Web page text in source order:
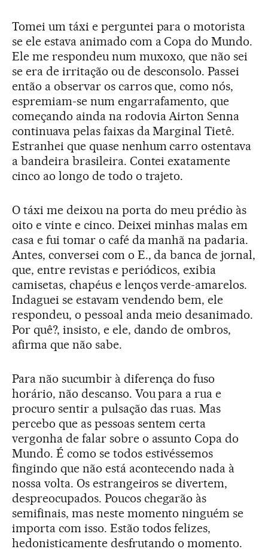
Tomei um táxi e perguntei para o motorista
se ele estava animado com a Copa do Mundo.
Ele me respondeu num muxoxo, que não sei
se era de irritação ou de desconsolo. Passei
então a observar os carros que, como nós,
espremiam-se num engarrafamento, que
começando ainda na rodovia Airton Senna
continuava pelas faixas da Marginal Tietê.
Estranhei que quase nenhum carro ostentava
a bandeira brasileira. Contei exatamente
cinco ao longo de todo o trajeto.
O táxi me deixou na porta do meu prédio às
oito e vinte e cinco. Deixei minhas malas em
casa e fui tomar o café da manhã na padaria.
Antes, conversei com o E., da banca de jornal,
que, entre revistas e periódicos, exibia
camisetas, chapéus e lenços verde-amarelos.
Indaguei se estavam vendendo bem, ele
respondeu, o pessoal anda meio desanimado.
Por quê?, insisto, e ele, dando de ombros,
afirma que não sabe.
Para não sucumbir à diferença do fuso
horário, não descanso. Vou para a rua e
procuro sentir a pulsação das ruas. Mas
percebo que as pessoas sentem certa
vergonha de falar sobre o assunto Copa do
Mundo. É como se todos estivéssemos
fingindo que não está acontecendo nada à
nossa volta. Os estrangeiros se divertem,
despreocupados. Poucos chegarão às
semifinais, mas neste momento ninguém se
importa com isso. Estão todos felizes,
hedonisticamente desfrutando o momento.